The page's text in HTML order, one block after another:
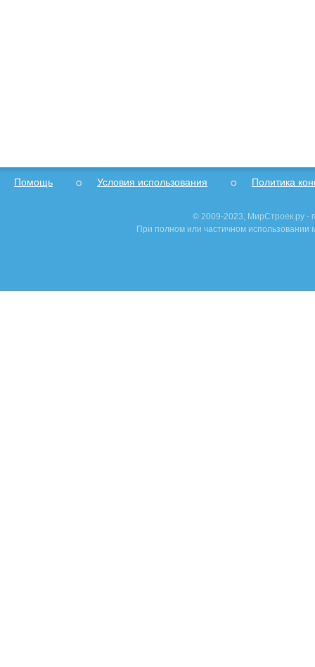
Помощь Условия использования Политика
© 2009-2023, МирСтроек.ру -
При полном или частичном использовании